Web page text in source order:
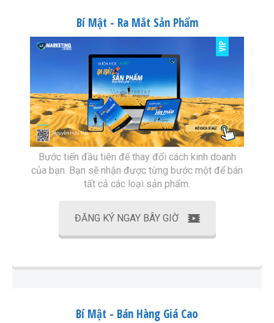
Bí Mật - Ra Mắt Sản Phẩm
Bước tiến đầu tiên để thay đổi cách kinh doanh
của bạn. Bạn sẽ nhận được từng bước một để bán
tất cả các loại sản phẩm.
ĐĂNG KÝ NGAY BÂY GIỜ
Bí Mật - Bán Hàng Giá Cao